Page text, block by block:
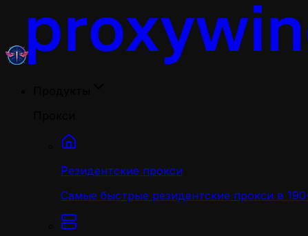
Резидентские прокси
Самые быстрые резидентские прокси в